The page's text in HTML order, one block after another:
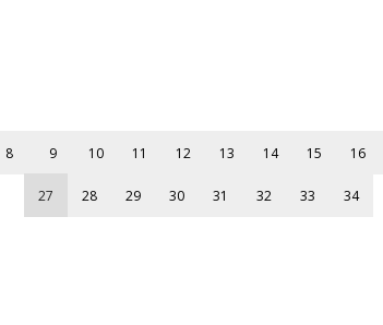
8 9 10 11 12 13 14 15 16
27 28 29 30 31 32 33 34